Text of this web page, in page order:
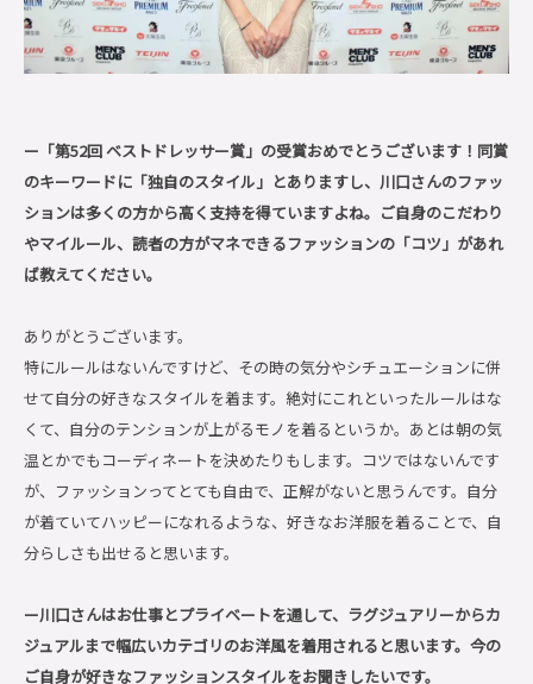
ー「第52回 ベストドレッサー賞」の受賞おめでとうございます！同賞
のキーワードに「独自のスタイル」とありますし、川口さんのファッ
ションは多くの方から高く支持を得ていますよね。ご自身のこだわり
やマイルール、読者の方がマネできるファッションの「コツ」があれ
ば教えてください。
ありがとうございます。
特にルールはないんですけど、その時の気分やシチュエーションに併
せて自分の好きなスタイルを着ます。絶対にこれといったルールはな
くて、自分のテンションが上がるモノを着るというか。あとは朝の気
温とかでもコーディネートを決めたりもします。コツではないんです
が、ファッションってとても自由で、正解がないと思うんです。自分
が着ていてハッピーになれるような、好きなお洋服を着ることで、自
分らしさも出せると思います。
ー川口さんはお仕事とプライベートを通して、ラグジュアリーからカ
ジュアルまで幅広いカテゴリのお洋風を着用されると思います。今の
ご自身が好きなファッションスタイルをお聞きしたいです。